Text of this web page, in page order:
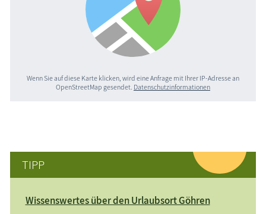
Wenn Sie auf diese Karte klicken, wird eine Anfrage mit Ihrer IP-Adresse an
OpenStreetMap gesendet. Datenschutzinformationen
TIPP
Wissenswertes über den Urlaubsort Göhren